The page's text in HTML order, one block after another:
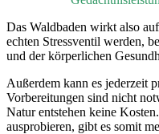
Das Waldbaden wirkt also
echten Stressventil werden,
und der körperlichen
Außerdem kann es jederzeit
Vorbereitungen sind nicht
Natur entstehen keine
ausprobieren, gibt es somit